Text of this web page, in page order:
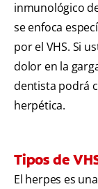
inmunológico
se enfoca
por el VHS. Si
dolor en la
dentista podrá
herpética.
Tipos de
El herpes es